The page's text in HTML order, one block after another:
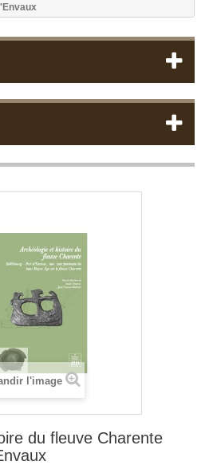
l'image
du fleuve Charente